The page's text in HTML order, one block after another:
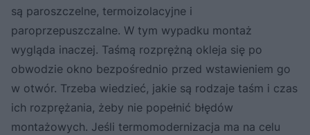
są paroszczelne, termoizolacyjne i
paroprzepuszczalne. W tym wypadku montaż
wygląda inaczej. Taśmą rozprężną okleja się po
obwodzie okno bezpośrednio przed wstawieniem go
w otwór. Trzeba wiedzieć, jakie są rodzaje taśm i czas
ich rozprężania, żeby nie popełnić błędów
montażowych. Jeśli termomodernizacja ma na celu